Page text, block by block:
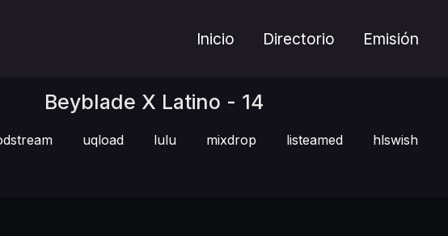
Inicio Directorio Emisión
Beyblade X Latino - 14
uqload lulu mixdrop listeamed hlswish